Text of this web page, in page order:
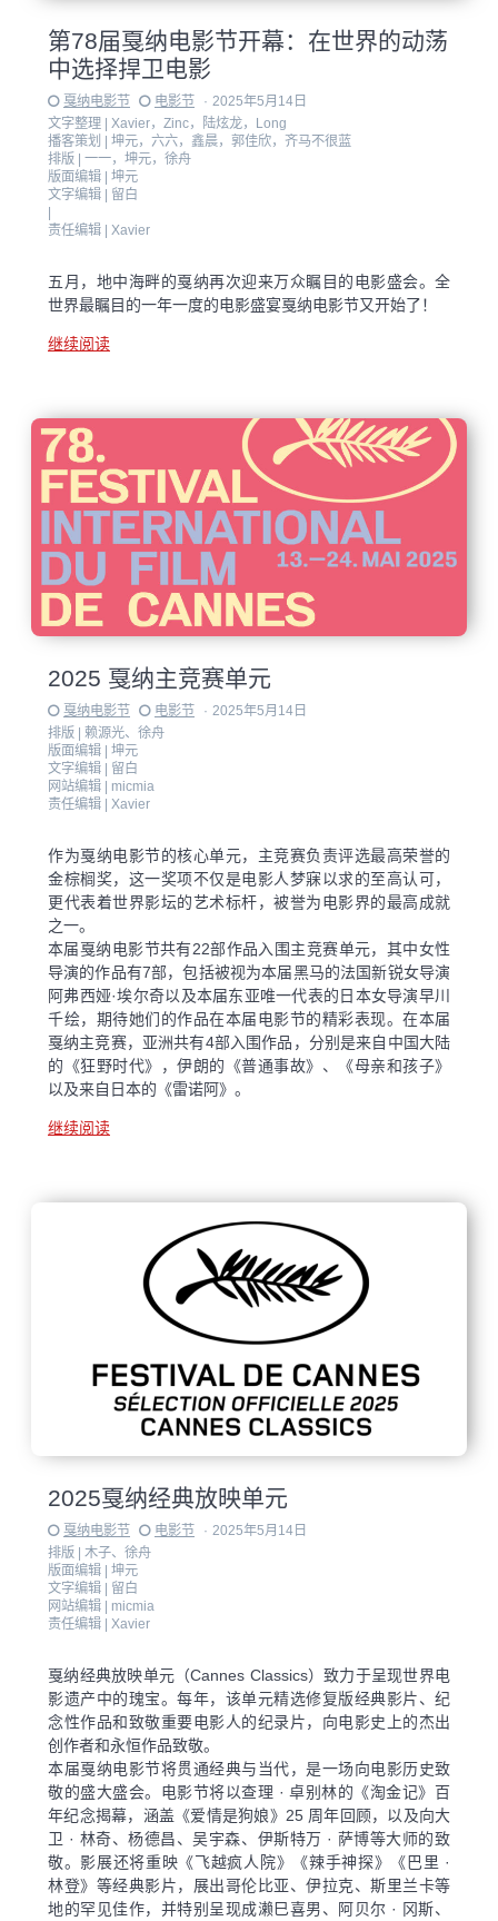
第78届戛纳电影节开幕：在世界的动荡
中选择捍卫电影
戛纳电影节 电影节 · 2025年5月14日
文字整理 | Xavier，Zinc，陆炫龙，Long
播客策划 | 坤元，六六，鑫晨，郭佳欣，齐马不很蓝
排版 | 一一，坤元，徐舟
版面编辑 | 坤元
文字编辑 | 留白
责任编辑 | Xavier
五月，地中海畔的戛纳再次迎来万众瞩目的电影盛会。全
世界最瞩目的一年一度的电影盛宴戛纳电影节又开始了！
继续阅读
2025 戛纳主竞赛单元
戛纳电影节 电影节 · 2025年5月14日
排版 | 赖源光、徐舟
版面编辑 | 坤元
文字编辑 | 留白
网站编辑 | micmia
责任编辑 | Xavier
作为戛纳电影节的核心单元，主竞赛负责评选最高荣誉的
金棕榈奖，这一奖项不仅是电影人梦寐以求的至高认可，
更代表着世界影坛的艺术标杆，被誉为电影界的最高成就
之一。
本届戛纳电影节共有22部作品入围主竞赛单元，其中女性
导演的作品有7部，包括被视为本届黑马的法国新锐女导演
阿弗西娅·埃尔奇以及本届东亚唯一代表的日本女导演早川
千绘，期待她们的作品在本届电影节的精彩表现。在本届
戛纳主竞赛，亚洲共有4部入围作品，分别是来自中国大陆
的《狂野时代》，伊朗的《普通事故》、《母亲和孩子》
以及来自日本的《雷诺阿》。
继续阅读
2025戛纳经典放映单元
戛纳电影节 电影节 · 2025年5月14日
排版 | 木子、徐舟
版面编辑 | 坤元
文字编辑 | 留白
网站编辑 | micmia
责任编辑 | Xavier
戛纳经典放映单元（Cannes Classics）致力于呈现世界电
影遗产中的瑰宝。每年，该单元精选修复版经典影片、纪
念性作品和致敬重要电影人的纪录片，向电影史上的杰出
创作者和永恒作品致敬。
本届戛纳电影节将贯通经典与当代，是一场向电影历史致
敬的盛大盛会。电影节将以查理 · 卓别林的《淘金记》百
年纪念揭幕，涵盖《爱情是狗娘》25 周年回顾，以及向大
卫 · 林奇、杨德昌、吴宇森、伊斯特万 · 萨博等大师的致
敬。影展还将重映《飞越疯人院》《辣手神探》《巴里 ·
林登》等经典影片，展出哥伦比亚、伊拉克、斯里兰卡等
地的罕见佳作，并特别呈现成濑巳喜男、阿贝尔 · 冈斯、